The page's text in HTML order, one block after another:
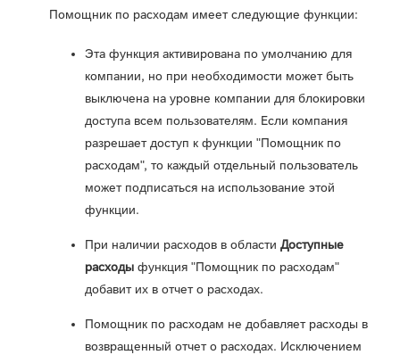
Помощник по расходам имеет следующие функции:
Эта функция активирована по умолчанию для
компании, но при необходимости может быть
выключена на уровне компании для блокировки
доступа всем пользователям. Если компания
разрешает доступ к функции "Помощник по
расходам", то каждый отдельный пользователь
может подписаться на использование этой
функции.
При наличии расходов в области Доступные
расходы функция "Помощник по расходам"
добавит их в отчет о расходах.
Помощник по расходам не добавляет расходы в
возвращенный отчет о расходах. Исключением